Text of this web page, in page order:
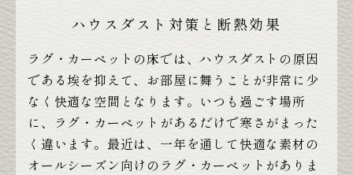
ハウスダスト対策と断熱効果
ラグ・カーペットの床では、ハウスダストの原因
である埃を抑えて、お部屋に舞うことが非常に少
なく快適な空間となります。いつも過ごす場所
に、ラグ・カーペットがあるだけで寒さがまった
く違います。最近は、一年を通して快適な素材の
オールシーズン向けのラグ・カーペットがありま